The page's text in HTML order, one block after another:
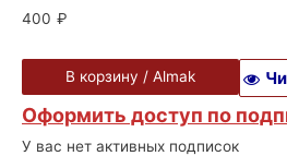
400 ₽
В корзину / Almak
Оформить доступ по
У вас нет активных подписок